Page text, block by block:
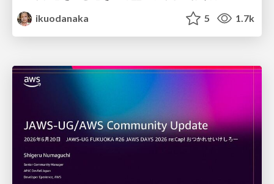
ikuodanaka
5 1.7k